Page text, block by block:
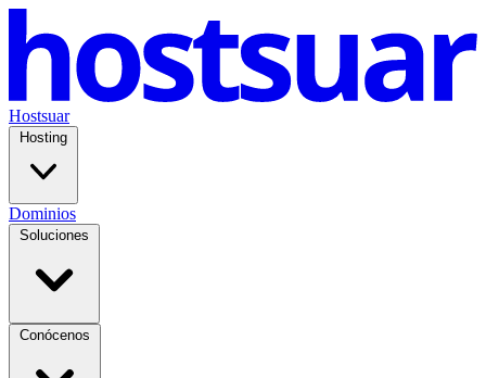
Hostsuar
Hosting
Dominios
Soluciones
Conócenos